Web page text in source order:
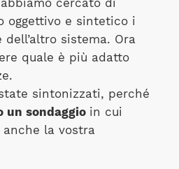
cercato di
oggettivo e sintetico i
dell’altro sistema. Ora
quale è più adatto
sintonizzati, perché
un sondaggio in cui
la vostra